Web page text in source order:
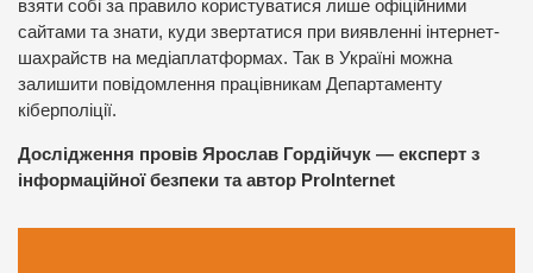
взяти собі за правило користуватися лише офіційними
сайтами та знати, куди звертатися при виявленні інтернет-
шахрайств на медіаплатформах. Так в Україні можна
залишити повідомлення працівникам Департаменту
кіберполіції.
Дослідження провів Ярослав Гордійчук — експерт з
інформаційної безпеки та автор ProInternet